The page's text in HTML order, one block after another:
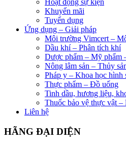
Hoạt động sự kiện
Khuyến mãi
Tuyển dụng
Ứng dụng – Giải pháp
Môi trường Vimcert –
Dầu khí – Phân tích khí
Dược phẩm – Mỹ phẩm
Nông lâm sản – Thủy
Pháp y – Khoa học hình
Thực phẩm – Đồ uống
Tinh dầu, hương liệu,
Thuốc bảo vệ thực vật –
Liên hệ
HÃNG ĐẠI DIỆN